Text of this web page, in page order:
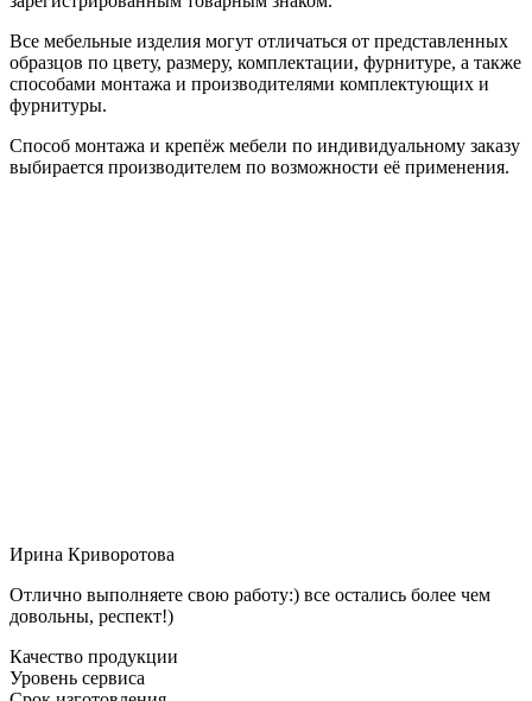
Все мебельные изделия могут отличаться от представленных
образцов по цвету, размеру, комплектации, фурнитуре, а также
способами монтажа и производителями комплектующих и
фурнитуры.
Способ монтажа и крепёж мебели по индивидуальному заказу
выбирается производителем по возможности её применения.
Ирина Криворотова
Отлично выполняете свою работу:) все остались более чем
довольны, респект!)
Качество продукции
Уровень сервиса